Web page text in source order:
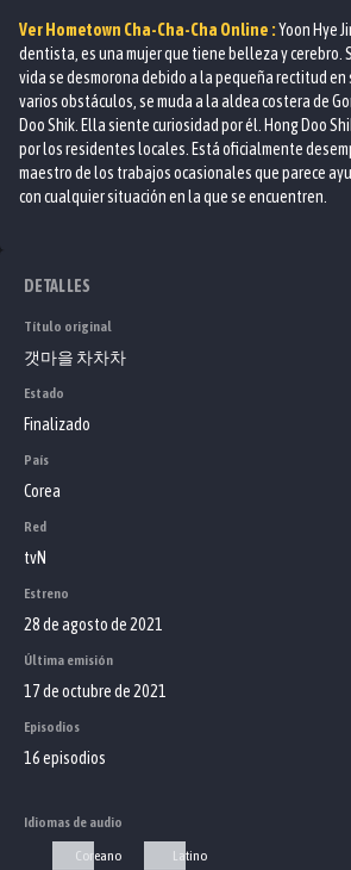
Ver Hometown Cha-Cha-Cha Online :Yoon Hye
dentista, es una mujer que tiene belleza y cerebro.
vida se desmorona debido a la pequeña rectitud en
varios obstáculos, se muda a la aldea costera de
Doo Shik. Ella siente curiosidad por él. Hong Doo
por los residentes locales. Está oficialmente
maestro de los trabajos ocasionales que parece
con cualquier situación en la que se encuentren.
DETALLES
Título original
갯마을 차차차
Estado
Finalizado
País
Corea
Red
tvN
Estreno
28 de agosto de 2021
Última emisión
17 de octubre de 2021
Episodios
16 episodios
Idiomas de audio
Coreano
Latino